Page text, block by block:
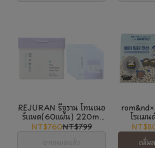
REJURAN รีจูราน โทนเนอ
ร์แพด(60แผ่น) 220ml
*แถม 5 ซอง(10แผ่น/ซอง)
7ml
NT$760NT$799
ขายหมดแล้ว
โรแม
เพิ่ม